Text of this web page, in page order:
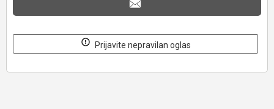
Prijavite nepravilan oglas